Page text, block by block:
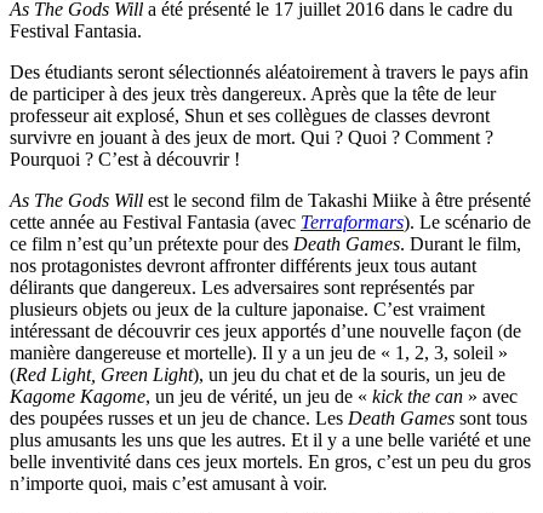
As The Gods Will a été présenté le 17 juillet 2016 dans le cadre du
Festival Fantasia.
Des étudiants seront sélectionnés aléatoirement à travers le pays afin
de participer à des jeux très dangereux. Après que la tête de leur
professeur ait explosé, Shun et ses collègues de classes devront
survivre en jouant à des jeux de mort. Qui ? Quoi ? Comment ?
Pourquoi ? C’est à découvrir !
As The Gods Will est le second film de Takashi Miike à être présenté
cette année au Festival Fantasia (avec Terraformars). Le scénario de
ce film n’est qu’un prétexte pour des Death Games. Durant le film,
nos protagonistes devront affronter différents jeux tous autant
délirants que dangereux. Les adversaires sont représentés par
plusieurs objets ou jeux de la culture japonaise. C’est vraiment
intéressant de découvrir ces jeux apportés d’une nouvelle façon (de
manière dangereuse et mortelle). Il y a un jeu de « 1, 2, 3, soleil »
(Red Light, Green Light), un jeu du chat et de la souris, un jeu de
Kagome Kagome, un jeu de vérité, un jeu de « kick the can » avec
des poupées russes et un jeu de chance. Les Death Games sont tous
plus amusants les uns que les autres. Et il y a une belle variété et une
belle inventivité dans ces jeux mortels. En gros, c’est un peu du gros
n’importe quoi, mais c’est amusant à voir.